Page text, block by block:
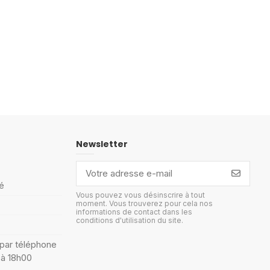
téléphone
18h00
Newsletter
Vous pouvez vous désinscrire à tout
moment. Vous trouverez pour cela nos
informations de contact dans les
conditions d'utilisation du site.